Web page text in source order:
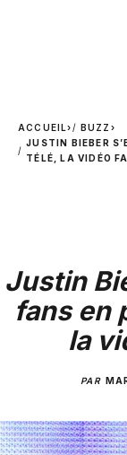
ACCUEIL› BUZZ ›
JUSTIN BIEBER
TÉLÉ, LA VIDÉO
Justin
fans en
la
PAR